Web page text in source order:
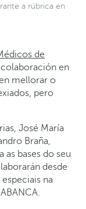
a rúbrica en
de
en
mellorar o
pero
José María
Braña,
bases do seu
desde
na